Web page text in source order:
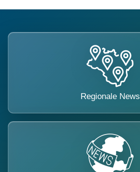
Regionale News